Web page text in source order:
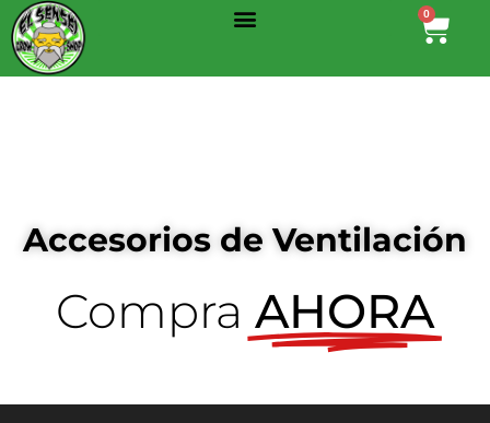
al
contenido
Menu 0
Cart
Accesorios de Ventilación
Compra AHORA